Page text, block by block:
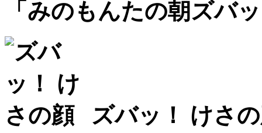
「みのもんたの朝ズバ
ズバッ！ けさ